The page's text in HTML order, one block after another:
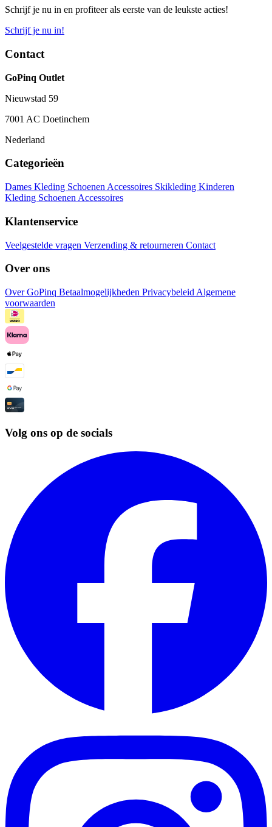
Schrijf je nu in en profiteer als eerste van de leukste acties!
Schrijf je nu in!
Contact
GoPinq Outlet
Nieuwstad 59
7001 AC Doetinchem
Nederland
Categorieën
Dames Kleding Schoenen Accessoires Skikleding Kinderen
Kleding Schoenen Accessoires
Klantenservice
Veelgestelde vragen Verzending & retourneren Contact
Over ons
Over GoPinq Betaalmogelijkheden Privacybeleid Algemene
voorwaarden
Volg ons op de socials